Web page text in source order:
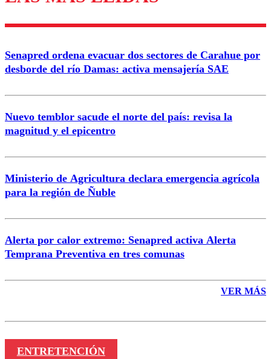
diálogo respetuoso.
Nombre
Correo
Senapred ordena evacuar dos sectores de Carahue por
desborde del río Damas: activa mensajería SAE
Nuevo temblor sacude el norte del país: revisa la
magnitud y el epicentro
Ministerio de Agricultura declara emergencia agrícola
para la región de Ñuble
Alerta por calor extremo: Senapred activa Alerta
Temprana Preventiva en tres comunas
VER MÁS
ENTRETENCIÓN